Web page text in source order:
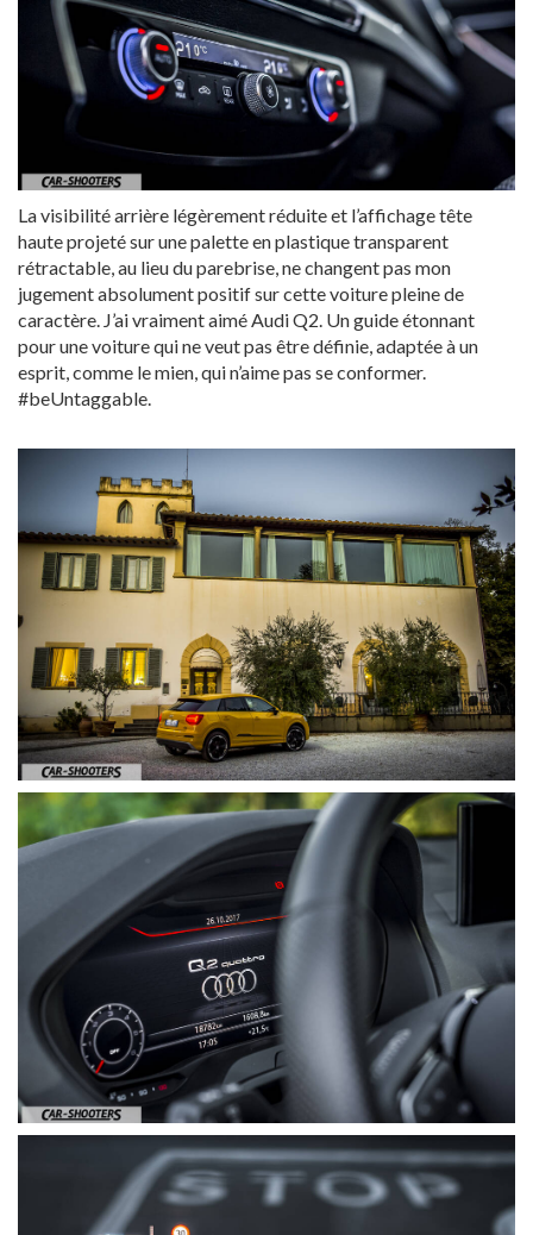
La visibilité arrière légèrement réduite et l’affichage tête
haute projeté sur une palette en plastique transparent
rétractable, au lieu du parebrise, ne changent pas mon
jugement absolument positif sur cette voiture pleine de
caractère. J’ai vraiment aimé Audi Q2. Un guide étonnant
pour une voiture qui ne veut pas être définie, adaptée à un
esprit, comme le mien, qui n’aime pas se conformer.
#beUntaggable.